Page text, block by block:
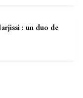
: un duo de